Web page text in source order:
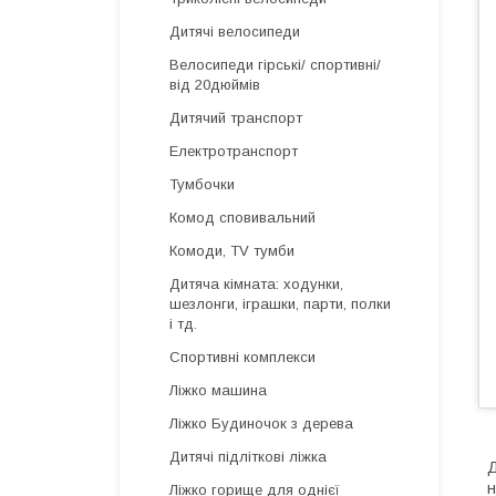
Дитячі велосипеди
Велосипеди гірські/ спортивні/
від 20дюймів
Дитячий транспорт
Електротранспорт
Тумбочки
Комод сповивальний
Комоди, TV тумби
Дитяча кімната: ходунки,
шезлонги, іграшки, парти, полки
і тд.
Спортивні комплекси
Ліжко машина
Ліжко Будиночок з дерева
Дитячі підліткові ліжка
Ліжко горище для однієї